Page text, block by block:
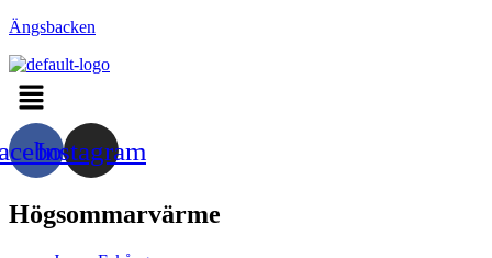
Hoppa
innehållet
Ängsbacken
Menu
Instagram
Högsommarvärme